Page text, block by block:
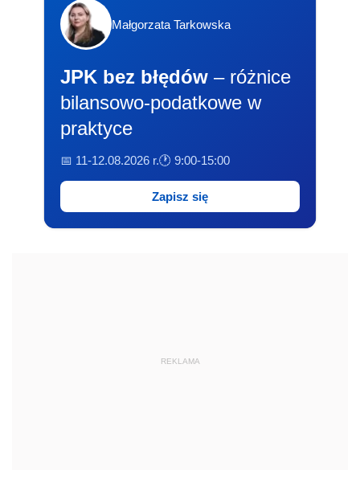
Małgorzata Tarkowska
JPK bez błędów – różnice
bilansowo-podatkowe w
praktyce
📅 11-12.08.2026 r.🕐 9:00-15:00
Zapisz się
REKLAMA